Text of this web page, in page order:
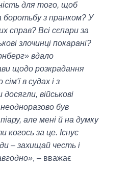
для того, щоб
боротьбу з пранком? У
справ? Всі сєпари за
злочинці покарані?
вдало
щодо розкрадання
в судах і з
військові
був
але мені й на думку
когось за це. Існує
– захищай честь і
, – вважає